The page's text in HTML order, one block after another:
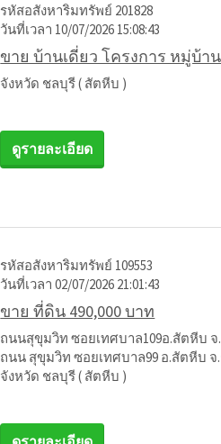
รหัสอสังหาริมทรัพย์ 201828
วันที่เวลา 10/07/2026 15:08:43
ขาย บ้านเดี่ยว โครงการ หมู่บ้า
จังหวัด ชลบุรี ( สัตหีบ )
ดูรายละเอียด
รหัสอสังหาริมทรัพย์ 109553
วันที่เวลา 02/07/2026 21:01:43
ขาย ที่ดิน 490,000 บาท
ถนนสุขุมวิท ซอยเทศบาล109อ.สัตหีบ
ถนน สุขุมวิท ซอยเทศบาล99 อ.สัตหีบ
จังหวัด ชลบุรี ( สัตหีบ )